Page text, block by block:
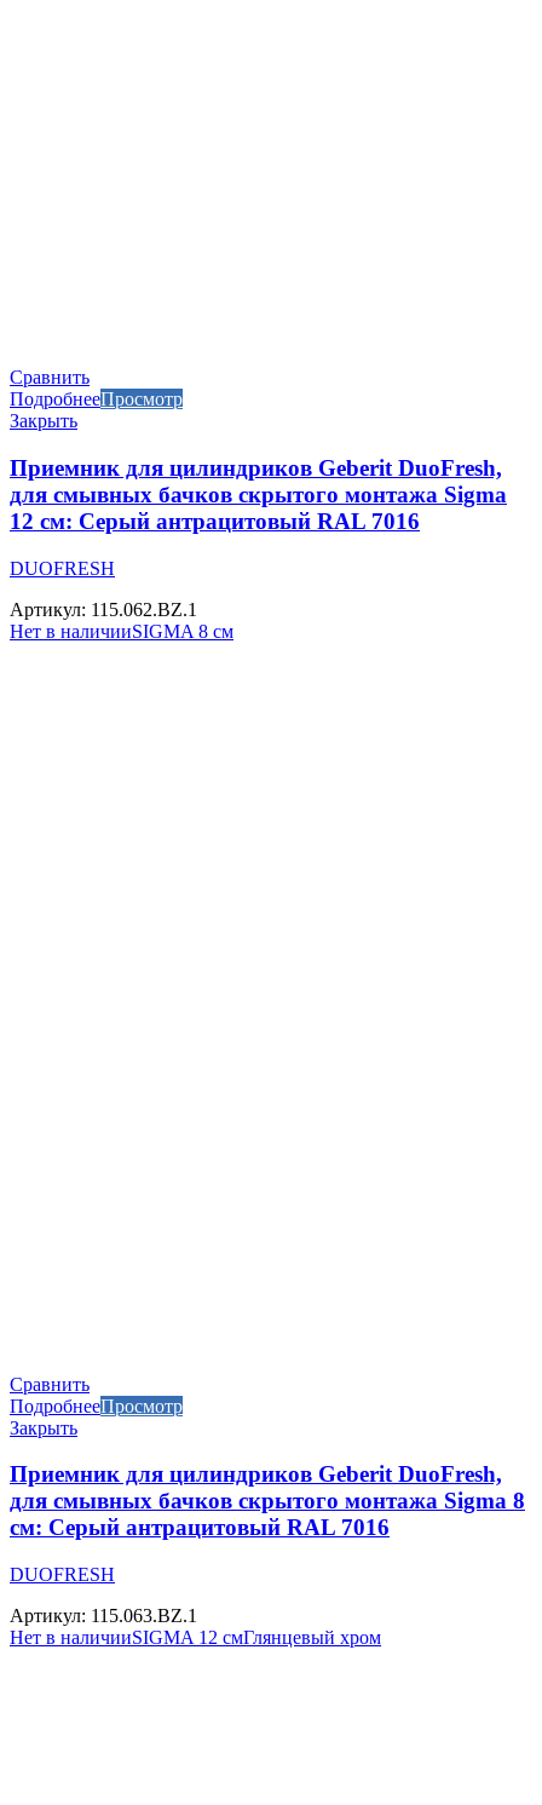
Сравнить
ПодробнееПросмотр
Закрыть
Приемник для цилиндриков Geberit DuoFresh,
для смывных бачков скрытого монтажа Sigma
12 см: Серый антрацитовый RAL 7016
DUOFRESH
Артикул: 115.062.BZ.1
Нет в наличииSIGMA 8 см
Сравнить
ПодробнееПросмотр
Закрыть
Приемник для цилиндриков Geberit DuoFresh,
для смывных бачков скрытого монтажа Sigma 8
см: Серый антрацитовый RAL 7016
DUOFRESH
Артикул: 115.063.BZ.1
Нет в наличииSIGMA 12 смГлянцевый хром